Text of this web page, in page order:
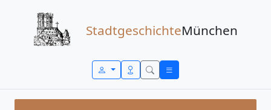
StadtgeschichteMünchen